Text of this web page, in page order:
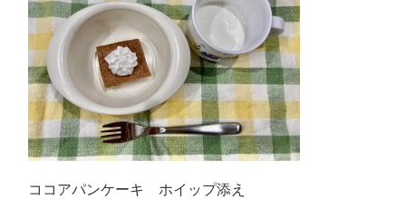
ココアパンケーキ ホイップ添え